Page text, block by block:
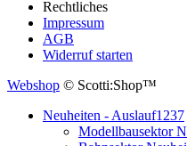
Rechtliches
Impressum
AGB
Widerruf starten
Webshop © Scotti:Shop™
Neuheiten - Auslauf1237
Modellbausektor